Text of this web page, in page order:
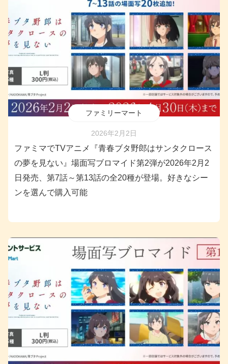
ファミリーマート
2026年2月2日
ファミマでTVアニメ『青春ブタ野郎はサンタクロース
の夢を見ない』場面写ブロマイド第2弾が2026年2月2
日発売、第7話～第13話の全20種が登場。好きなシー
ンを選んで購入可能